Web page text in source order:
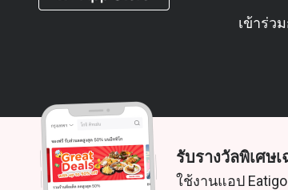
เข้าร่ว
© 2026 Zoek. สงวนลิขสิทธิ์
รับรางวัลพิเศษ
ใช้งานแอป